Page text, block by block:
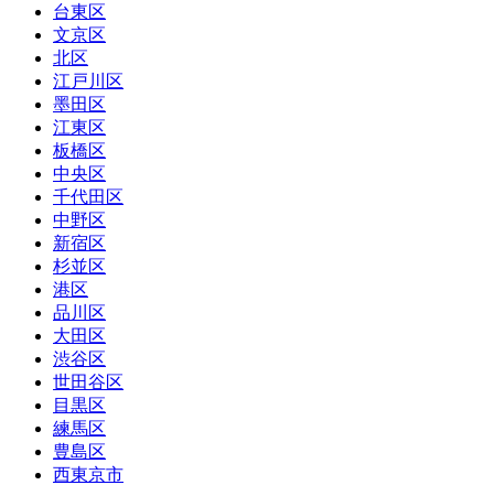
台東区
文京区
北区
江戸川区
墨田区
江東区
板橋区
中央区
千代田区
中野区
新宿区
杉並区
港区
品川区
大田区
渋谷区
世田谷区
目黒区
練馬区
豊島区
西東京市